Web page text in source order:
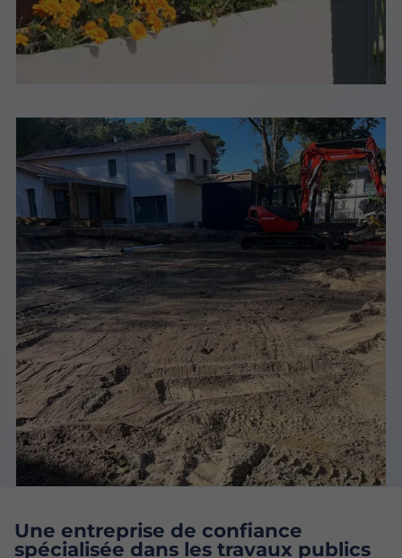
Une entreprise de confiance
spécialisée dans les travaux publics